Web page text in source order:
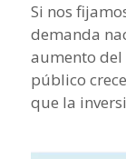
Si nos
demanda
aumento del
público
que la